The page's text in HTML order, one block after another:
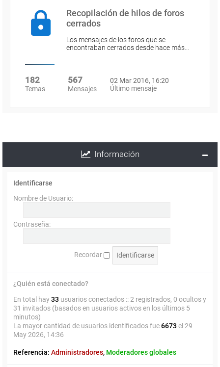
Recopilación de hilos de foros
cerrados
Los mensajes de los foros que se
encontraban cerrados desde hace más…
182
Temas
567
Mensajes
02 Mar 2016, 16:20
Último mensaje
Información
Identificarse
Nombre de Usuario:
Contraseña:
Recordar
¿Quién está conectado?
En total hay33 usuarios conectados :: 2 registrados, 0 ocultos y
31 invitados (basados en usuarios activos en los últimos 5
minutos)
La mayor cantidad de usuarios identificados fue6673 el 29
May 2026, 14:36
Referencia: Administradores, Moderadores globales